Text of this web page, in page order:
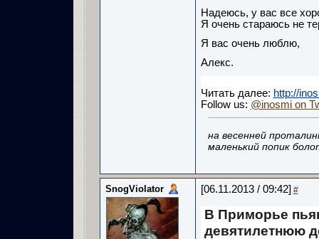
Надеюсь, у вас все
Я очень стараюсь не
Я вас очень люблю,
Алекс.
Читать далее: http://
Follow us: @inosmi on
на весенней
маленький попик
SnogViolator [06.11.2013 / 09:42] #
В Приморье
девятилетнюю